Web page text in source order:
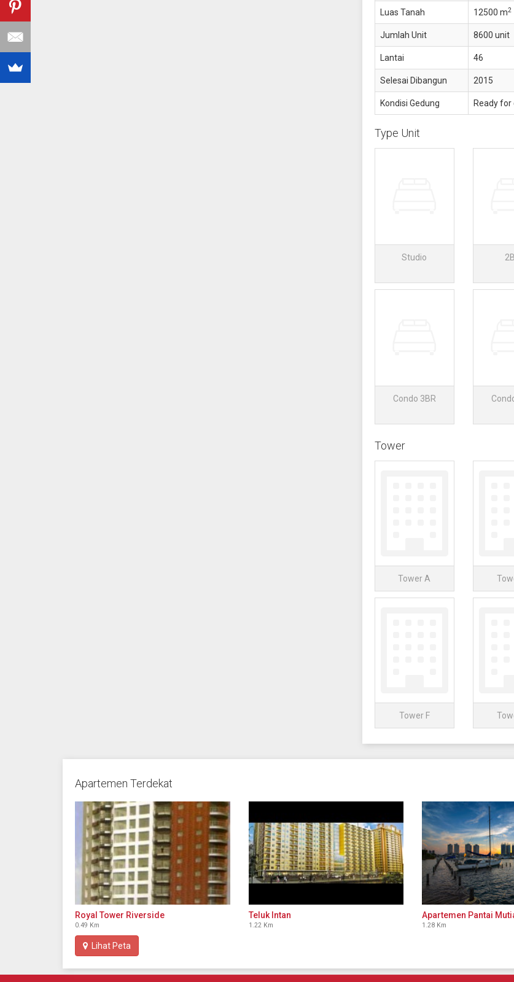
Luas Tanah 12500 m2
Jumlah Unit 8600 unit
Lantai 46
Selesai Dibangun 2015
Kondisi Gedung Ready for
Type Unit
Studio
Condo 3BR
Tower
Tower A
Tower F
Apartemen Terdekat
Royal Tower Riverside
0.49 Km
Teluk Intan
1.22 Km
Apartemen Pantai
1.28 Km
Lihat Peta